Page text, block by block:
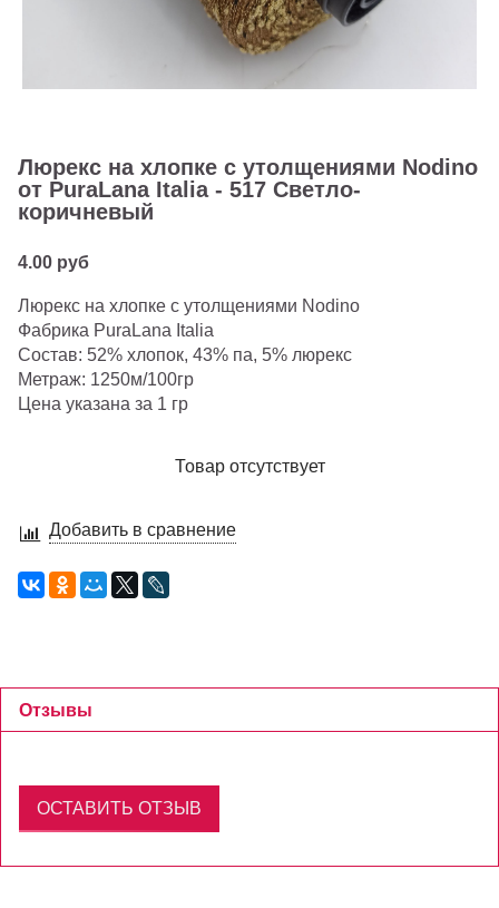
Люрекс на хлопке с утолщениями Nodino
от PuraLana Italia - 517 Светло-
коричневый
4.00 руб
Люрекс на хлопке с утолщениями Nodino
Фабрика PuraLana Italia
Состав: 52% хлопок, 43% па, 5% люрекс
Метраж: 1250м/100гр
Цена указана за 1 гр
Товар отсутствует
Добавить в сравнение
Отзывы
ОСТАВИТЬ ОТЗЫВ